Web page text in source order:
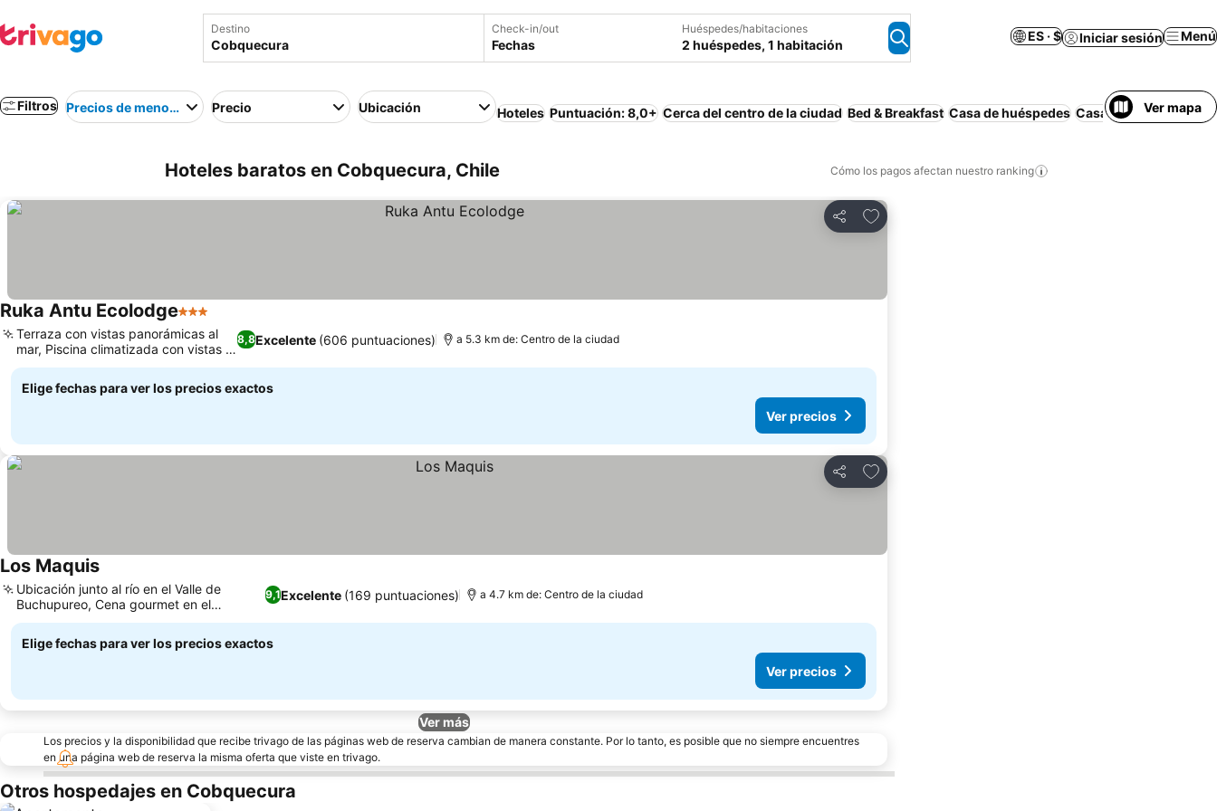
Destino Check-in/out
Fechas
Huéspedes/habitaciones
2 huéspedes, 1 habitación
ES · $ Iniciar sesión Menú
Filtros Precios de menor a mayorPrecio Ubicación Hoteles Puntuación: 8,0+ Cerca del centro de la ciudad Bed & Breakfast Casa de huéspedes Casa o apartamento
Ver mapa
Hoteles baratos en Cobquecura, Chile Cómo los pagos afectan nuestro ranking
Compartir
Agregar a favoritos
Ruka Antu Ecolodge3 Estrellas
8,8Excelente (606 puntuaciones)
Terraza con vistas panorámicas al
mar, Piscina climatizada con vistas al
mar
a 5.3 km de: Centro de la ciudad
Elige fechas para ver los precios exactos
Ver precios
Compartir
Agregar a favoritos
Los Maquis
9,1Excelente (169 puntuaciones)
Ubicación junto al río en el Valle de
Buchupureo, Cena gourmet en el
restaurante Due Capi
a 4.7 km de: Centro de la ciudad
Elige fechas para ver los precios exactos
Ver precios
Ver más
Los precios y la disponibilidad que recibe trivago de las páginas web de reserva cambian de manera constante. Por lo tanto, es posible que no siempre encuentres
en una página web de reserva la misma oferta que viste en trivago.
Otros hospedajes en Cobquecura